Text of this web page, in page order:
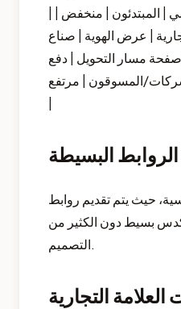
| المبتدئون | منخفض | |
| عرض الهوية | صناع
مسار التحويل | دفع
المسوقون | مرتفع
البسيطة
حيث يتم تقديم روابط
بسيط دون الكثير من
التصميم.
التجارية